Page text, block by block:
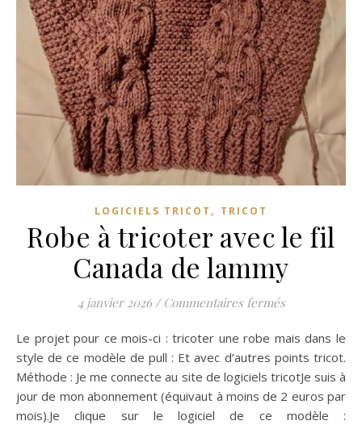
LOGICIELS TRICOT , TRICOT
Robe à tricoter avec le fil
Canada de lammy
4 janvier 2026 / Commentaires ferméssur Robe à
Le projet pour ce mois-ci : tricoter une robe mais dans le
style de ce modèle de pull : Et avec d’autres points tricot.
Méthode : Je me connecte au site de logiciels tricotJe suis à
jour de mon abonnement (équivaut à moins de 2 euros par
mois).Je clique sur le logiciel de ce modèle :